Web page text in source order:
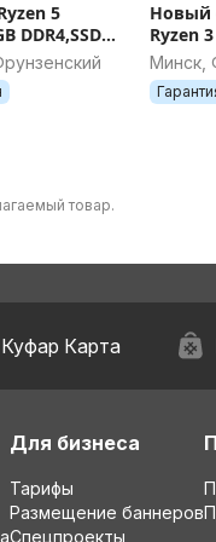
5
DDR4,SSD
3080
Новый
Ryzen
8GB,
Минск,
товар.
Куфар Карта
Для бизнеса
Тарифы
Размещение баннеров
Спецпроекты